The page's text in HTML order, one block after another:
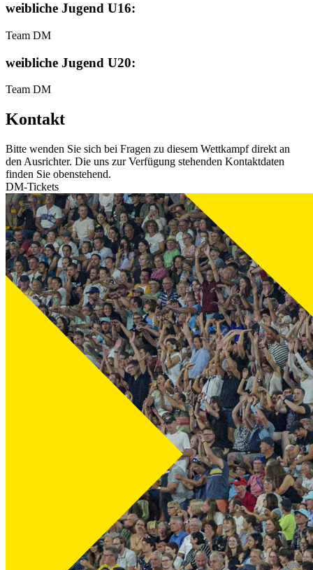
weibliche Jugend U16:
Team DM
weibliche Jugend U20:
Team DM
Kontakt
Bitte wenden Sie sich bei Fragen zu diesem Wettkampf direkt an
den Ausrichter. Die uns zur Verfügung stehenden Kontaktdaten
finden Sie obenstehend.
DM-Tickets